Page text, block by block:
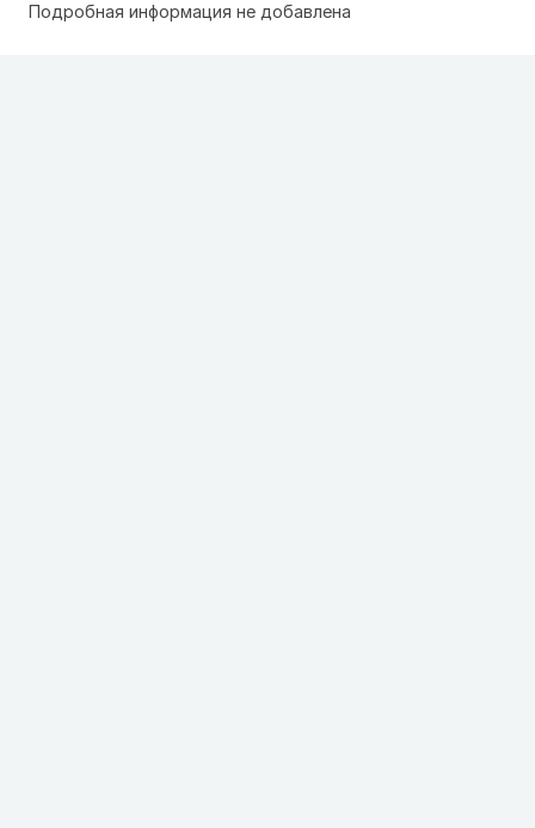
Подробная информация не добавлена